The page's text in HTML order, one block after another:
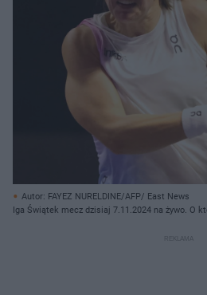
Autor: FAYEZ NURELDINE/AFP/ East News
Iga Świątek mecz dzisiaj 7.11.2024 na żywo. O